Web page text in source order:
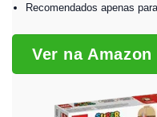
Recomendados apenas
Ver na Amazon